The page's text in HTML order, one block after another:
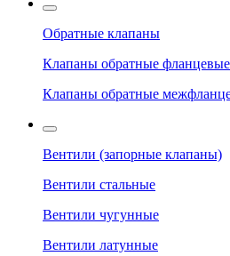
Обратные клапаны
Клапаны обратные фланцевые
Клапаны обратные
Вентили (запорные клапаны)
Вентили стальные
Вентили чугунные
Вентили латунные